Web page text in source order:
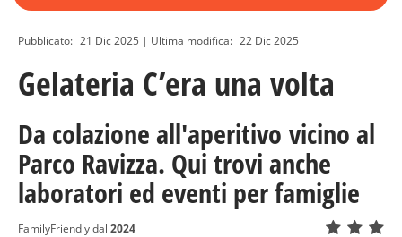
Pubblicato: 21 Dic 2025 | Ultima modifica: 22 Dic 2025
Gelateria C’era una volta
Da colazione all'aperitivo vicino al
Parco Ravizza. Qui trovi anche
laboratori ed eventi per famiglie
FamilyFriendly dal 2024